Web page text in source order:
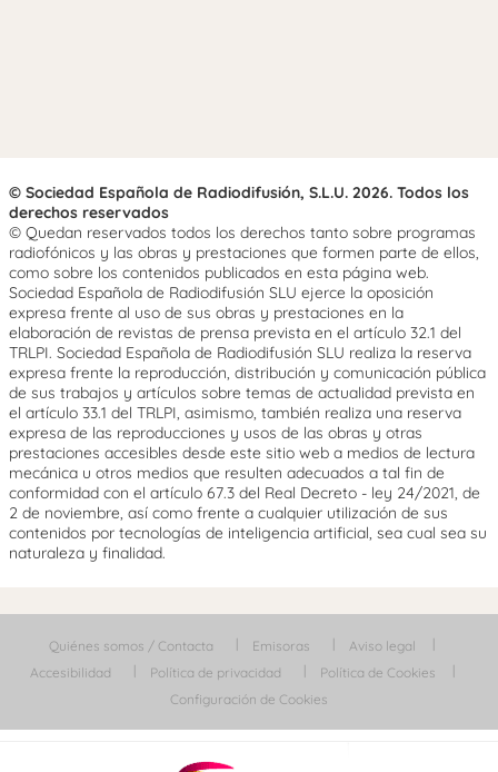
© Sociedad Española de Radiodifusión, S.L.U. 2026. Todos los
derechos reservados
© Quedan reservados todos los derechos tanto sobre programas
radiofónicos y las obras y prestaciones que formen parte de ellos,
como sobre los contenidos publicados en esta página web.
Sociedad Española de Radiodifusión SLU ejerce la oposición
expresa frente al uso de sus obras y prestaciones en la
elaboración de revistas de prensa prevista en el artículo 32.1 del
TRLPI. Sociedad Española de Radiodifusión SLU realiza la reserva
expresa frente la reproducción, distribución y comunicación pública
de sus trabajos y artículos sobre temas de actualidad prevista en
el artículo 33.1 del TRLPI, asimismo, también realiza una reserva
expresa de las reproducciones y usos de las obras y otras
prestaciones accesibles desde este sitio web a medios de lectura
mecánica u otros medios que resulten adecuados a tal fin de
conformidad con el artículo 67.3 del Real Decreto - ley 24/2021, de
2 de noviembre, así como frente a cualquier utilización de sus
contenidos por tecnologías de inteligencia artificial, sea cual sea su
naturaleza y finalidad.
Quiénes somos / Contacta Emisoras
Aviso legal
Accesibilidad
Política de privacidad
Política de Cookies
Configuración de Cookies